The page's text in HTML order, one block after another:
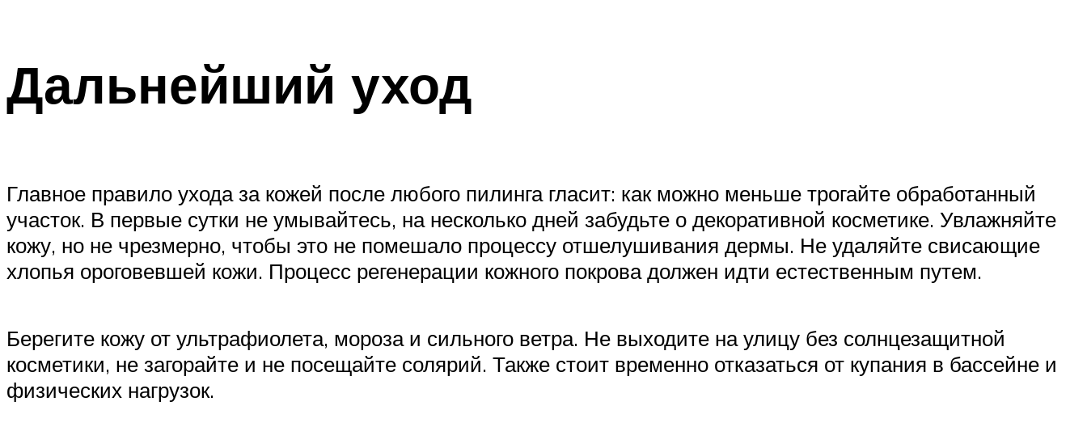
Дальнейший уход
Главное правило ухода за кожей после любого пилинга гласит: как можно меньше трогайте обработанный
участок. В первые сутки не умывайтесь, на несколько дней забудьте о декоративной косметике. Увлажняйте
кожу, но не чрезмерно, чтобы это не помешало процессу отшелушивания дермы. Не удаляйте свисающие
хлопья ороговевшей кожи. Процесс регенерации кожного покрова должен идти естественным путем.
Берегите кожу от ультрафиолета, мороза и сильного ветра. Не выходите на улицу без солнцезащитной
косметики, не загорайте и не посещайте солярий. Также стоит временно отказаться от купания в бассейне и
физических нагрузок.